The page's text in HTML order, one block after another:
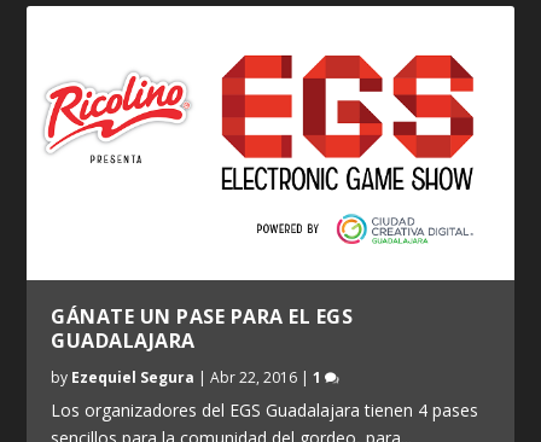
GÁNATE UN PASE PARA EL EGS
GUADALAJARA
by Ezequiel Segura |Abr 22, 2016 |1
Los organizadores del EGS Guadalajara tienen 4 pases